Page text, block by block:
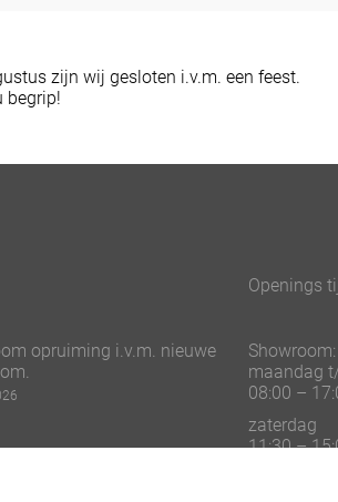
zijn wij gesloten i.v.m. een feest.
begrip!
opruiming i.v.m. nieuwe
Openings
Showroom:
maandag
08:00 –
zaterdag
11:30 –